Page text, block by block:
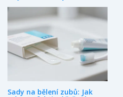
Sady na bělení zubů: Jak